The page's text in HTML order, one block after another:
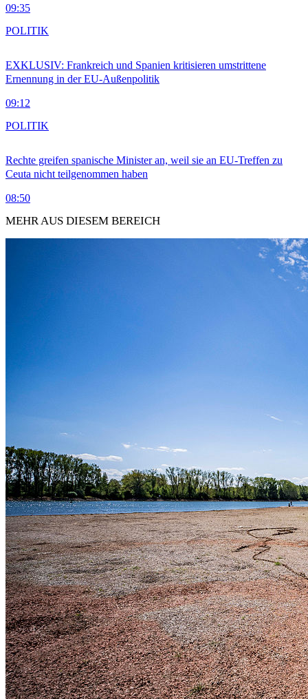
09:35
EXKLUSIV: Frankreich und Spanien kritisieren umstrittene
Ernennung in der EU-Außenpolitik
09:12
POLITIK
Rechte greifen spanische Minister an, weil sie an EU-Treffen zu
Ceuta nicht teilgenommen haben
08:50
POLITIK
MEHR AUS DIESEM BEREICH